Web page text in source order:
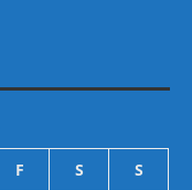
F S S